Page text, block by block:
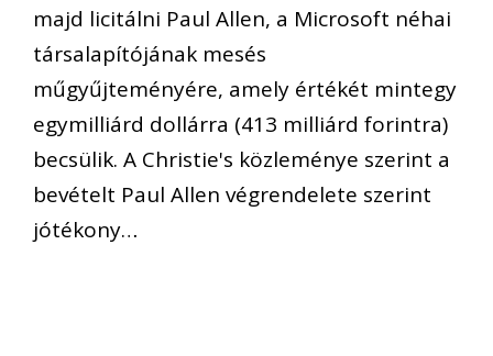
majd licitálni Paul Allen, a Microsoft néhai
társalapítójának mesés
műgyűjteményére, amely értékét mintegy
egymilliárd dollárra (413 milliárd forintra)
becsülik. A Christie's közleménye szerint a
bevételt Paul Allen végrendelete szerint
jótékony…